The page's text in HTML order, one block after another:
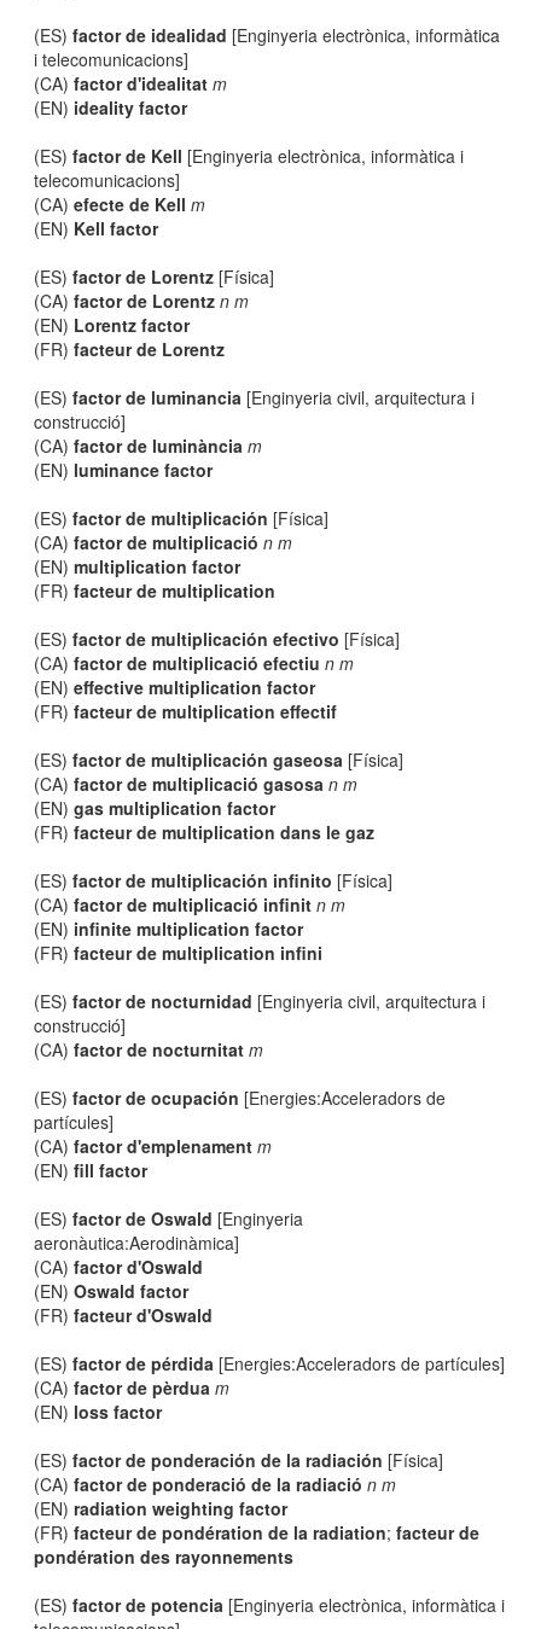
(ES)factor de idealidad [Enginyeria electrònica, informàtica
i telecomunicacions]
(CA)factor d'idealitat m
(EN) ideality factor
(ES)factor de Kell [Enginyeria electrònica, informàtica i
telecomunicacions]
(CA)efecte de Kell m
(EN) Kell factor
(ES)factor de Lorentz [Física]
(CA)factor de Lorentz n m
(EN) Lorentz factor
(FR)facteur de Lorentz
(ES)factor de luminancia [Enginyeria civil, arquitectura i
construcció]
(CA)factor de luminància m
(EN) luminance factor
(ES)factor de multiplicación [Física]
(CA)factor de multiplicació n m
(EN)multiplication factor
(FR)facteur de multiplication
(ES)factor de multiplicación efectivo [Física]
(CA)factor de multiplicació efectiu n m
(EN)effective multiplication factor
(FR)facteur de multiplication effectif
(ES)factor de multiplicación gaseosa [Física]
(CA)factor de multiplicació gasosa n m
(EN)gas multiplication factor
(FR)facteur de multiplication dans le gaz
(ES)factor de multiplicación infinito [Física]
(CA)factor de multiplicació infinit n m
(EN) infinite multiplication factor
(FR)facteur de multiplication infini
(ES)factor de nocturnidad [Enginyeria civil, arquitectura i
construcció]
(CA)factor de nocturnitat m
(ES)factor de ocupación [Energies:Acceleradors de
partícules]
(CA)factor d'emplenament m
(EN)fill factor
(ES)factor de Oswald [Enginyeria
aeronàutica:Aerodinàmica]
(CA)factor d'Oswald
(EN)Oswald factor
(FR)facteur d'Oswald
(ES)factor de pérdida [Energies:Acceleradors de partícules]
(CA)factor de pèrdua m
(EN) loss factor
(ES)factor de ponderación de la radiación [Física]
(CA)factor de ponderació de la radiació n m
(EN)radiation weighting factor
(FR)facteur de pondération de la radiation;facteur de
pondération des rayonnements
(ES)factor de potencia [Enginyeria electrònica, informàtica i